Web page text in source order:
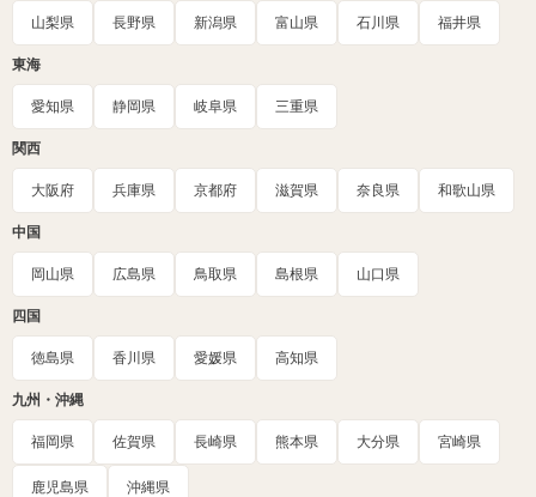
山梨県 長野県 新潟県 富山県 石川県 福井県
東海
愛知県 静岡県 岐阜県 三重県
関西
大阪府 兵庫県 京都府 滋賀県 奈良県 和歌山県
中国
岡山県 広島県 鳥取県 島根県 山口県
四国
徳島県 香川県 愛媛県 高知県
九州・沖縄
福岡県 佐賀県 長崎県 熊本県 大分県 宮崎県
鹿児島県 沖縄県